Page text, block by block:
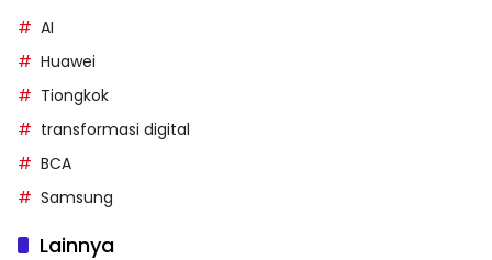
AI
Huawei
Tiongkok
transformasi digital
BCA
Samsung
Lainnya